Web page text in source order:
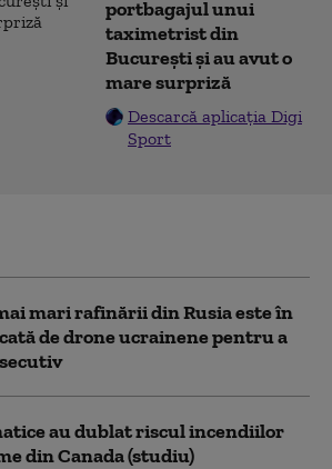
portbagajul unui
taximetrist din
București și au avut o
mare surpriză
Descarcă aplicația Digi
Sport
mari rafinării din Rusia este în
de drone ucrainene pentru a
au dublat riscul incendiilor
din Canada (studiu)